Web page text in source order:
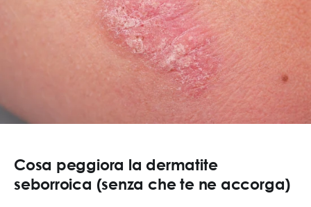
Cosa peggiora la dermatite
seborroica (senza che te ne accorga)